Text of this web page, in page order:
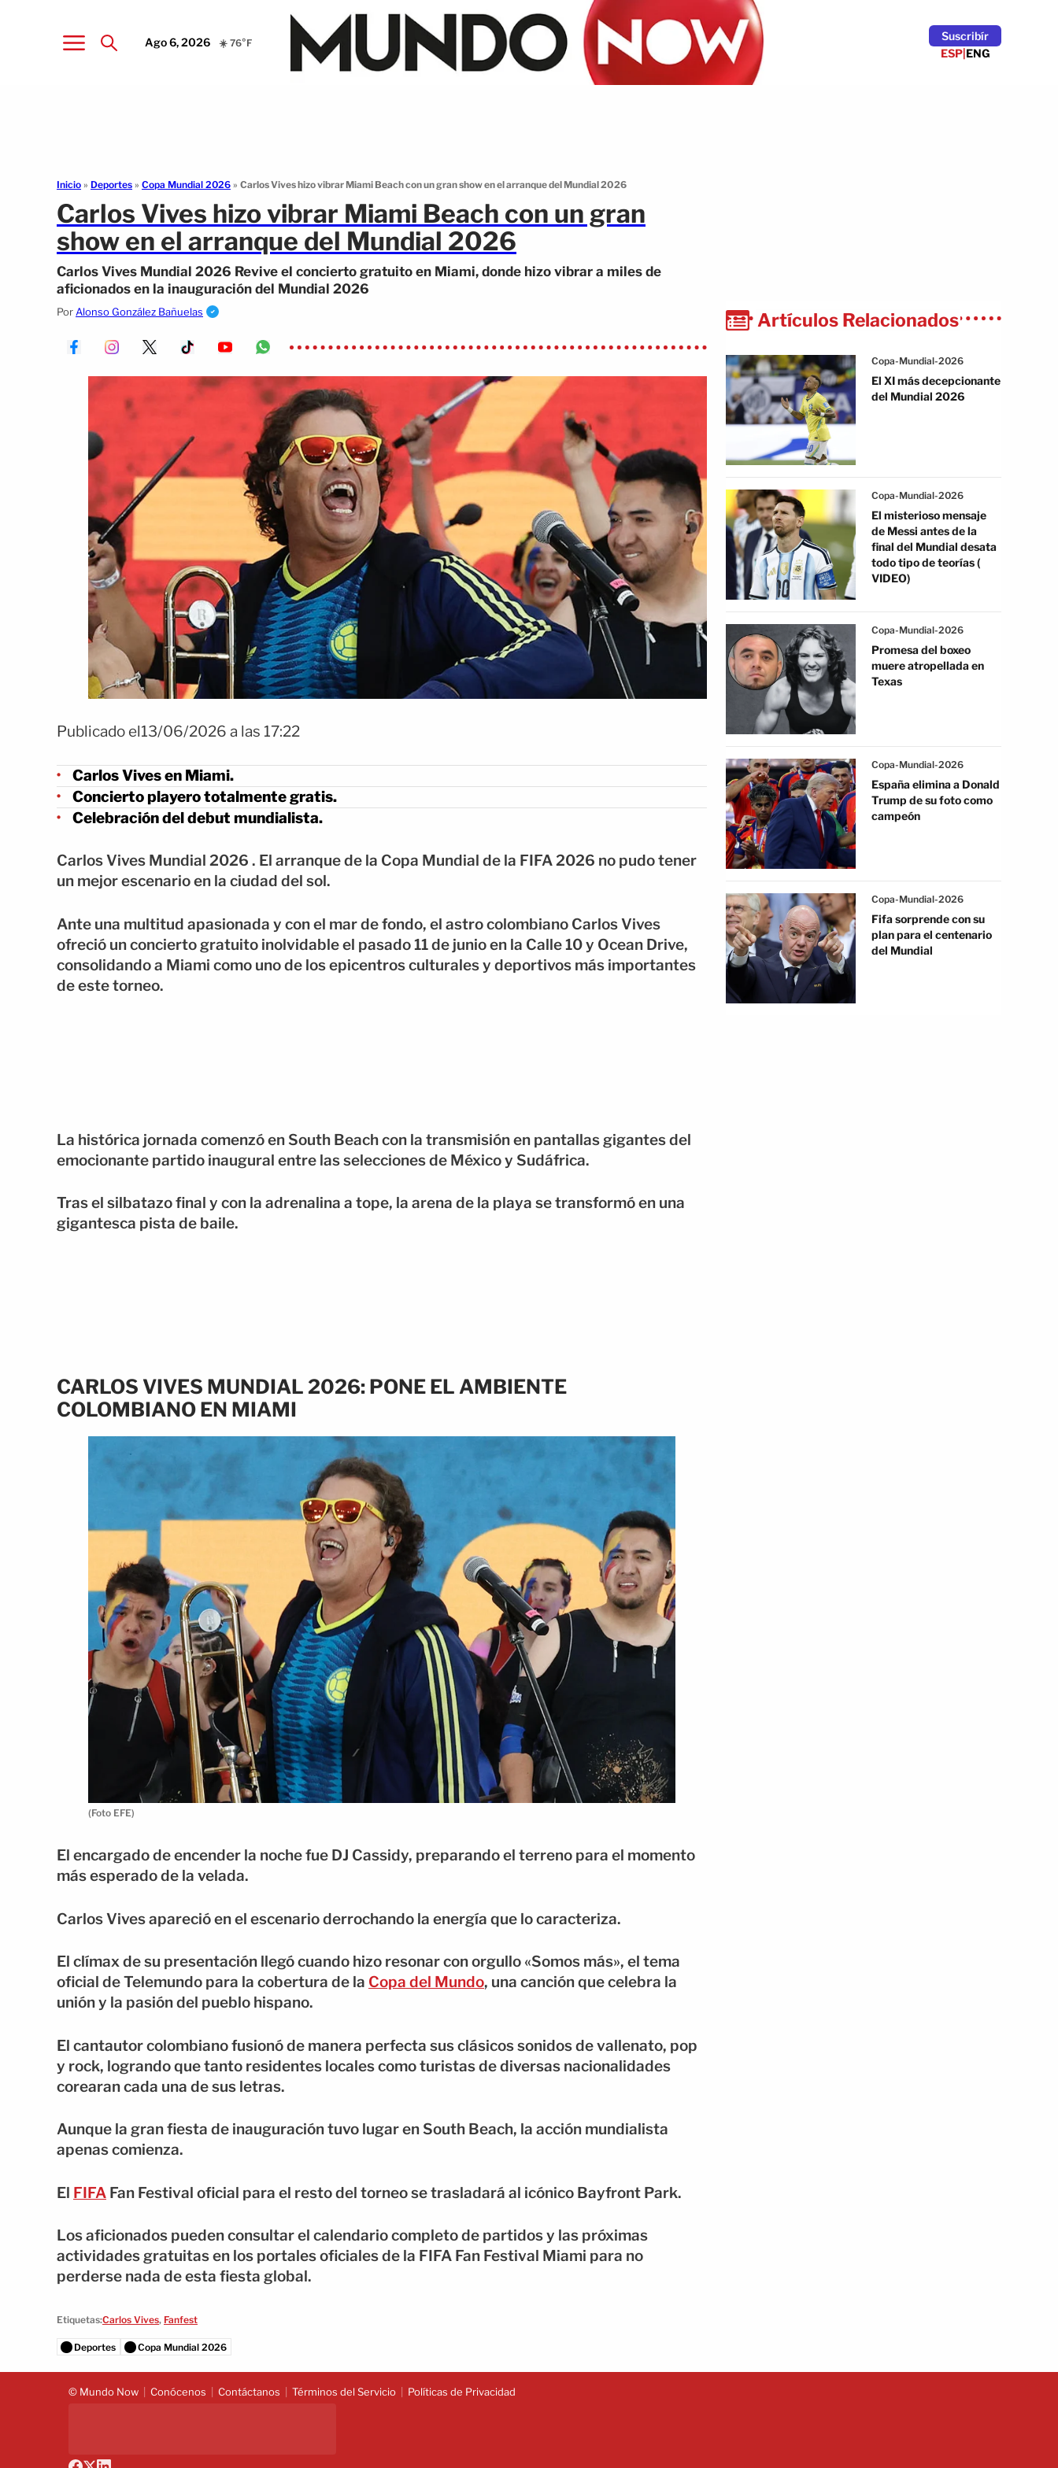
Ago 6, 2026 ☀️ 76°F
Suscribír
ESP|ENG
Inicio » Deportes » Copa Mundial 2026 » Carlos Vives hizo vibrar Miami Beach con un gran show en el arranque del Mundial 2026
Carlos Vives hizo vibrar Miami Beach con un gran
show en el arranque del Mundial 2026
Carlos Vives Mundial 2026 Revive el concierto gratuito en Miami, donde hizo vibrar a miles de
aficionados en la inauguración del Mundial 2026
Por Alonso González Bañuelas
Publicado el13/06/2026 a las 17:22
Carlos Vives en Miami.
Concierto playero totalmente gratis.
Celebración del debut mundialista.
Carlos Vives Mundial 2026 . El arranque de la Copa Mundial de la FIFA 2026 no pudo tener
un mejor escenario en la ciudad del sol.
Ante una multitud apasionada y con el mar de fondo, el astro colombiano Carlos Vives
ofreció un concierto gratuito inolvidable el pasado 11 de junio en la Calle 10 y Ocean Drive,
consolidando a Miami como uno de los epicentros culturales y deportivos más importantes
de este torneo.
La histórica jornada comenzó en South Beach con la transmisión en pantallas gigantes del
emocionante partido inaugural entre las selecciones de México y Sudáfrica.
Tras el silbatazo final y con la adrenalina a tope, la arena de la playa se transformó en una
gigantesca pista de baile.
CARLOS VIVES MUNDIAL 2026: PONE EL AMBIENTE
COLOMBIANO EN MIAMI
(Foto EFE)
El encargado de encender la noche fue DJ Cassidy, preparando el terreno para el momento
más esperado de la velada.
Carlos Vives apareció en el escenario derrochando la energía que lo caracteriza.
El clímax de su presentación llegó cuando hizo resonar con orgullo «Somos más», el tema
oficial de Telemundo para la cobertura de la Copa del Mundo, una canción que celebra la
unión y la pasión del pueblo hispano.
El cantautor colombiano fusionó de manera perfecta sus clásicos sonidos de vallenato, pop
y rock, logrando que tanto residentes locales como turistas de diversas nacionalidades
corearan cada una de sus letras.
Aunque la gran fiesta de inauguración tuvo lugar en South Beach, la acción mundialista
apenas comienza.
El FIFA Fan Festival oficial para el resto del torneo se trasladará al icónico Bayfront Park.
Los aficionados pueden consultar el calendario completo de partidos y las próximas
actividades gratuitas en los portales oficiales de la FIFA Fan Festival Miami para no
perderse nada de esta fiesta global.
Etiquetas:Carlos Vives, Fanfest
Deportes Copa Mundial 2026
Artículos Relacionados
Copa-Mundial-2026
El XI más decepcionante
del Mundial 2026
Copa-Mundial-2026
El misterioso mensaje
de Messi antes de la
final del Mundial desata
todo tipo de teorías (
VIDEO)
Copa-Mundial-2026
Promesa del boxeo
muere atropellada en
Texas
Copa-Mundial-2026
España elimina a Donald
Trump de su foto como
campeón
Copa-Mundial-2026
Fifa sorprende con su
plan para el centenario
del Mundial
© Mundo Now Conócenos Contáctanos Términos del Servicio Políticas de Privacidad